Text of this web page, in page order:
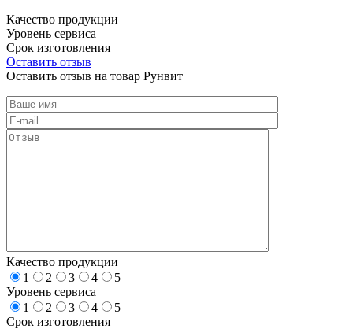
Качество продукции
Уровень сервиса
Срок изготовления
Оставить отзыв
Оставить отзыв на товар Рунвит
Качество продукции
1
2 3 4
5
Уровень сервиса
1
2 3 4
5
Срок изготовления